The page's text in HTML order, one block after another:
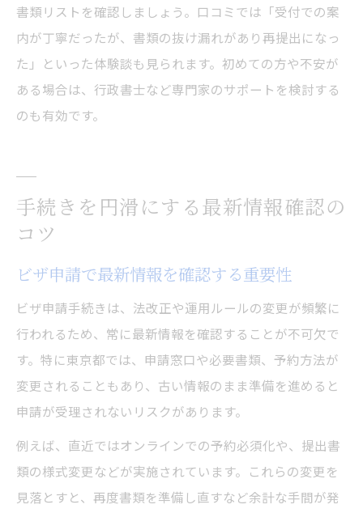
書類リストを確認しましょう。口コミでは「受付での案
内が丁寧だったが、書類の抜け漏れがあり再提出になっ
た」といった体験談も見られます。初めての方や不安が
ある場合は、行政書士など専門家のサポートを検討する
のも有効です。
手続きを円滑にする最新情報確認の
コツ
ビザ申請で最新情報を確認する重要性
ビザ申請手続きは、法改正や運用ルールの変更が頻繁に
行われるため、常に最新情報を確認することが不可欠で
す。特に東京都では、申請窓口や必要書類、予約方法が
変更されることもあり、古い情報のまま準備を進めると
申請が受理されないリスクがあります。
例えば、直近ではオンラインでの予約必須化や、提出書
類の様式変更などが実施されています。これらの変更を
見落とすと、再度書類を準備し直すなど余計な手間が発